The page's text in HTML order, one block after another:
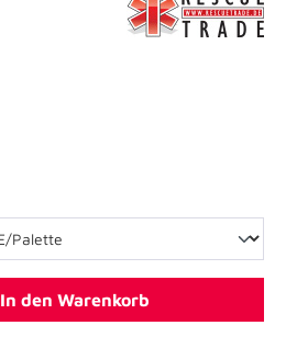
In den Warenkorb